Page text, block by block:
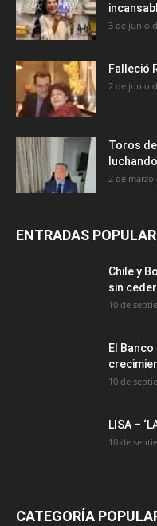
3 de junio
Falleció
2 de junio
Toros
2 de marzo
ENTRADAS
Chile y
sin
10 de
El
10 de
LISA –
10 de
CATEGORÍA